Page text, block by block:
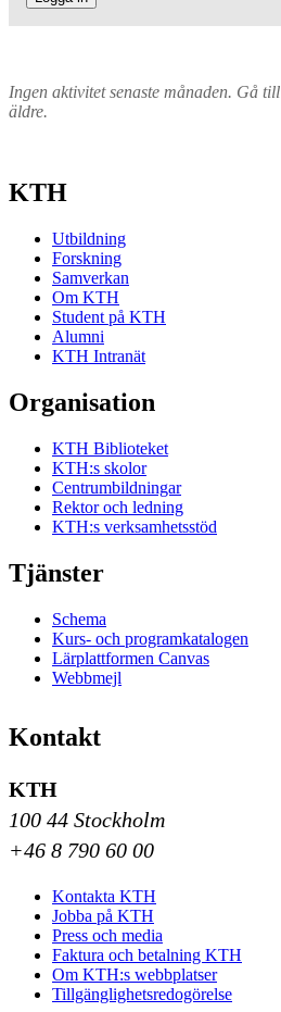
Ingen aktivitet senaste månaden. Gå till
äldre.
KTH
Utbildning
Forskning
Samverkan
Om KTH
Student på KTH
Alumni
KTH Intranät
Organisation
KTH Biblioteket
KTH:s skolor
Centrumbildningar
Rektor och ledning
KTH:s verksamhetsstöd
Tjänster
Schema
Kurs- och programkatalogen
Lärplattformen Canvas
Webbmejl
Kontakt
KTH
100 44 Stockholm
+46 8 790 60 00
Kontakta KTH
Jobba på KTH
Press och media
Faktura och betalning KTH
Om KTH:s webbplatser
Tillgänglighetsredogörelse